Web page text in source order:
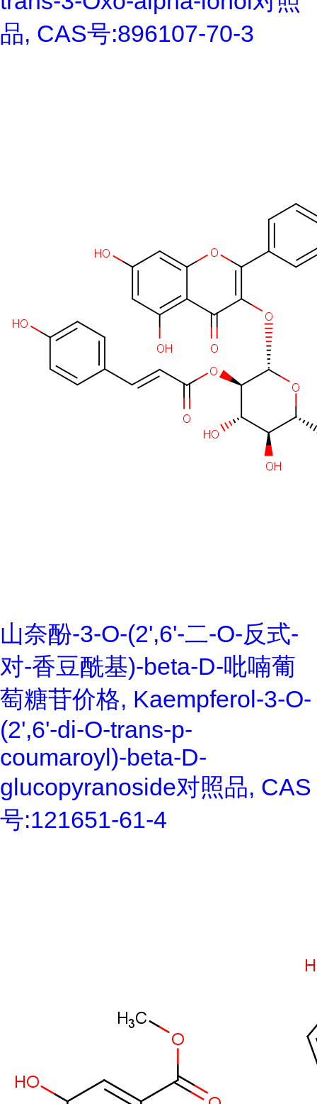
品, CAS号:896107-70-3
山奈酚-3-O-(2',6'-二-O-反式-
对-香豆酰基)-beta-D-吡喃葡
萄糖苷价格, Kaempferol-3-O-
(2',6'-di-O-trans-p-
coumaroyl)-beta-D-
glucopyranoside对照品, CAS
号:121651-61-4